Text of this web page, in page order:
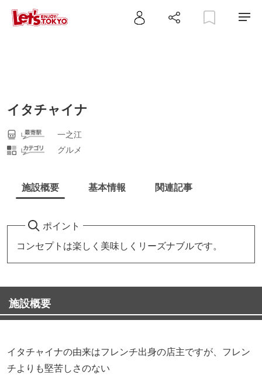
イタチャイナ
一之江
グルメ
施設概要 基本情報 関連記事
ポイント
コンセプトは楽しく美味しくリーズナブルです。
施設概要
イタチャイナの由来はフレンチ出身の店主ですが、フレン
チよりも堅苦しさのない